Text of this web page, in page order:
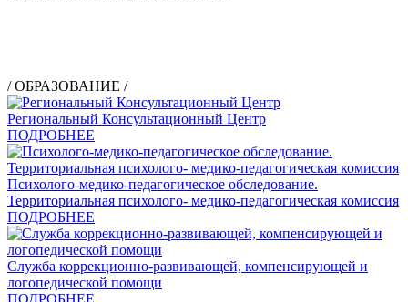
/ ОБРАЗОВАНИЕ /
Региональный Консультационный Центр
ПОДРОБНЕЕ
Психолого-медико-педагогическое обследование.
Территориальная психолого- медико-педагогическая комиссия
ПОДРОБНЕЕ
Служба коррекционно-развивающей, компенсирующей и
логопедической помощи
ПОДРОБНЕЕ